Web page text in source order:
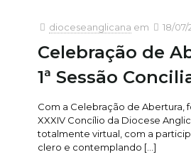
dioceseanglicana em 18/
Celebração de
1ª Sessão
Com a Celebração de Abertura,
XXXIV Concílio da Diocese
totalmente virtual, com a
clero e contemplando […]